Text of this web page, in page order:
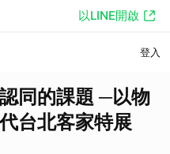
以LINE開啟
登入
同的課題 ─以物
台北客家特展